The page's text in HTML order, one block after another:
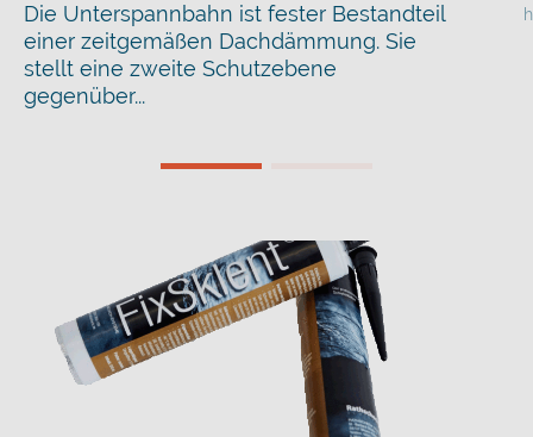
Die Unterspannbahn ist fester Bestandteil
einer zeitgemäßen Dachdämmung. Sie
stellt eine zweite Schutzebene
gegenüber...